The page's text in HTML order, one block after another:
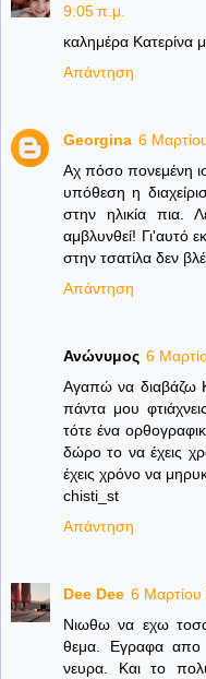
9:05 π.μ.
καλημέρα Κατερίνα
Απάντηση
Georgina 6
Αχ πόσο πονεμένη
υπόθεση η
στην ηλικία
αμβλυνθεί! Γι'αυτό
στην τσατίλα δεν
Απάντηση
Ανώνυμος 6
Αγαπώ να διαβάζω
πάντα μου
τότε ένα
δώρο το να έχεις
έχεις χρόνο να
chisti_st
Απάντηση
Dee Dee 6 Μαρτίου
Νιωθω να εχω
θεμα. Εγραφα απο
νευρα. Και το